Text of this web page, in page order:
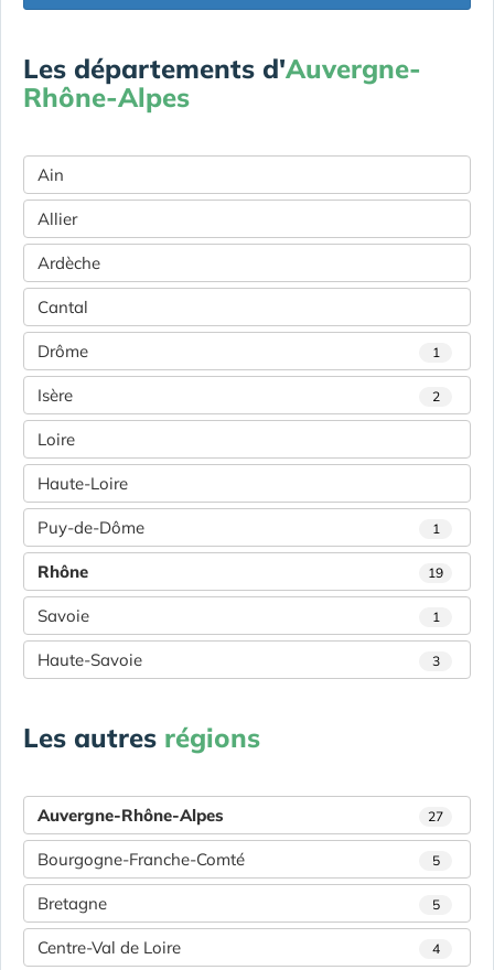
Les départements d'Auvergne-
Rhône-Alpes
Ain
Allier
Ardèche
Cantal
Drôme 1
Isère 2
Loire
Haute-Loire
Puy-de-Dôme 1
Rhône 19
Savoie 1
Haute-Savoie 3
Les autres régions
Auvergne-Rhône-Alpes 27
Bourgogne-Franche-Comté 5
Bretagne 5
Centre-Val de Loire 4